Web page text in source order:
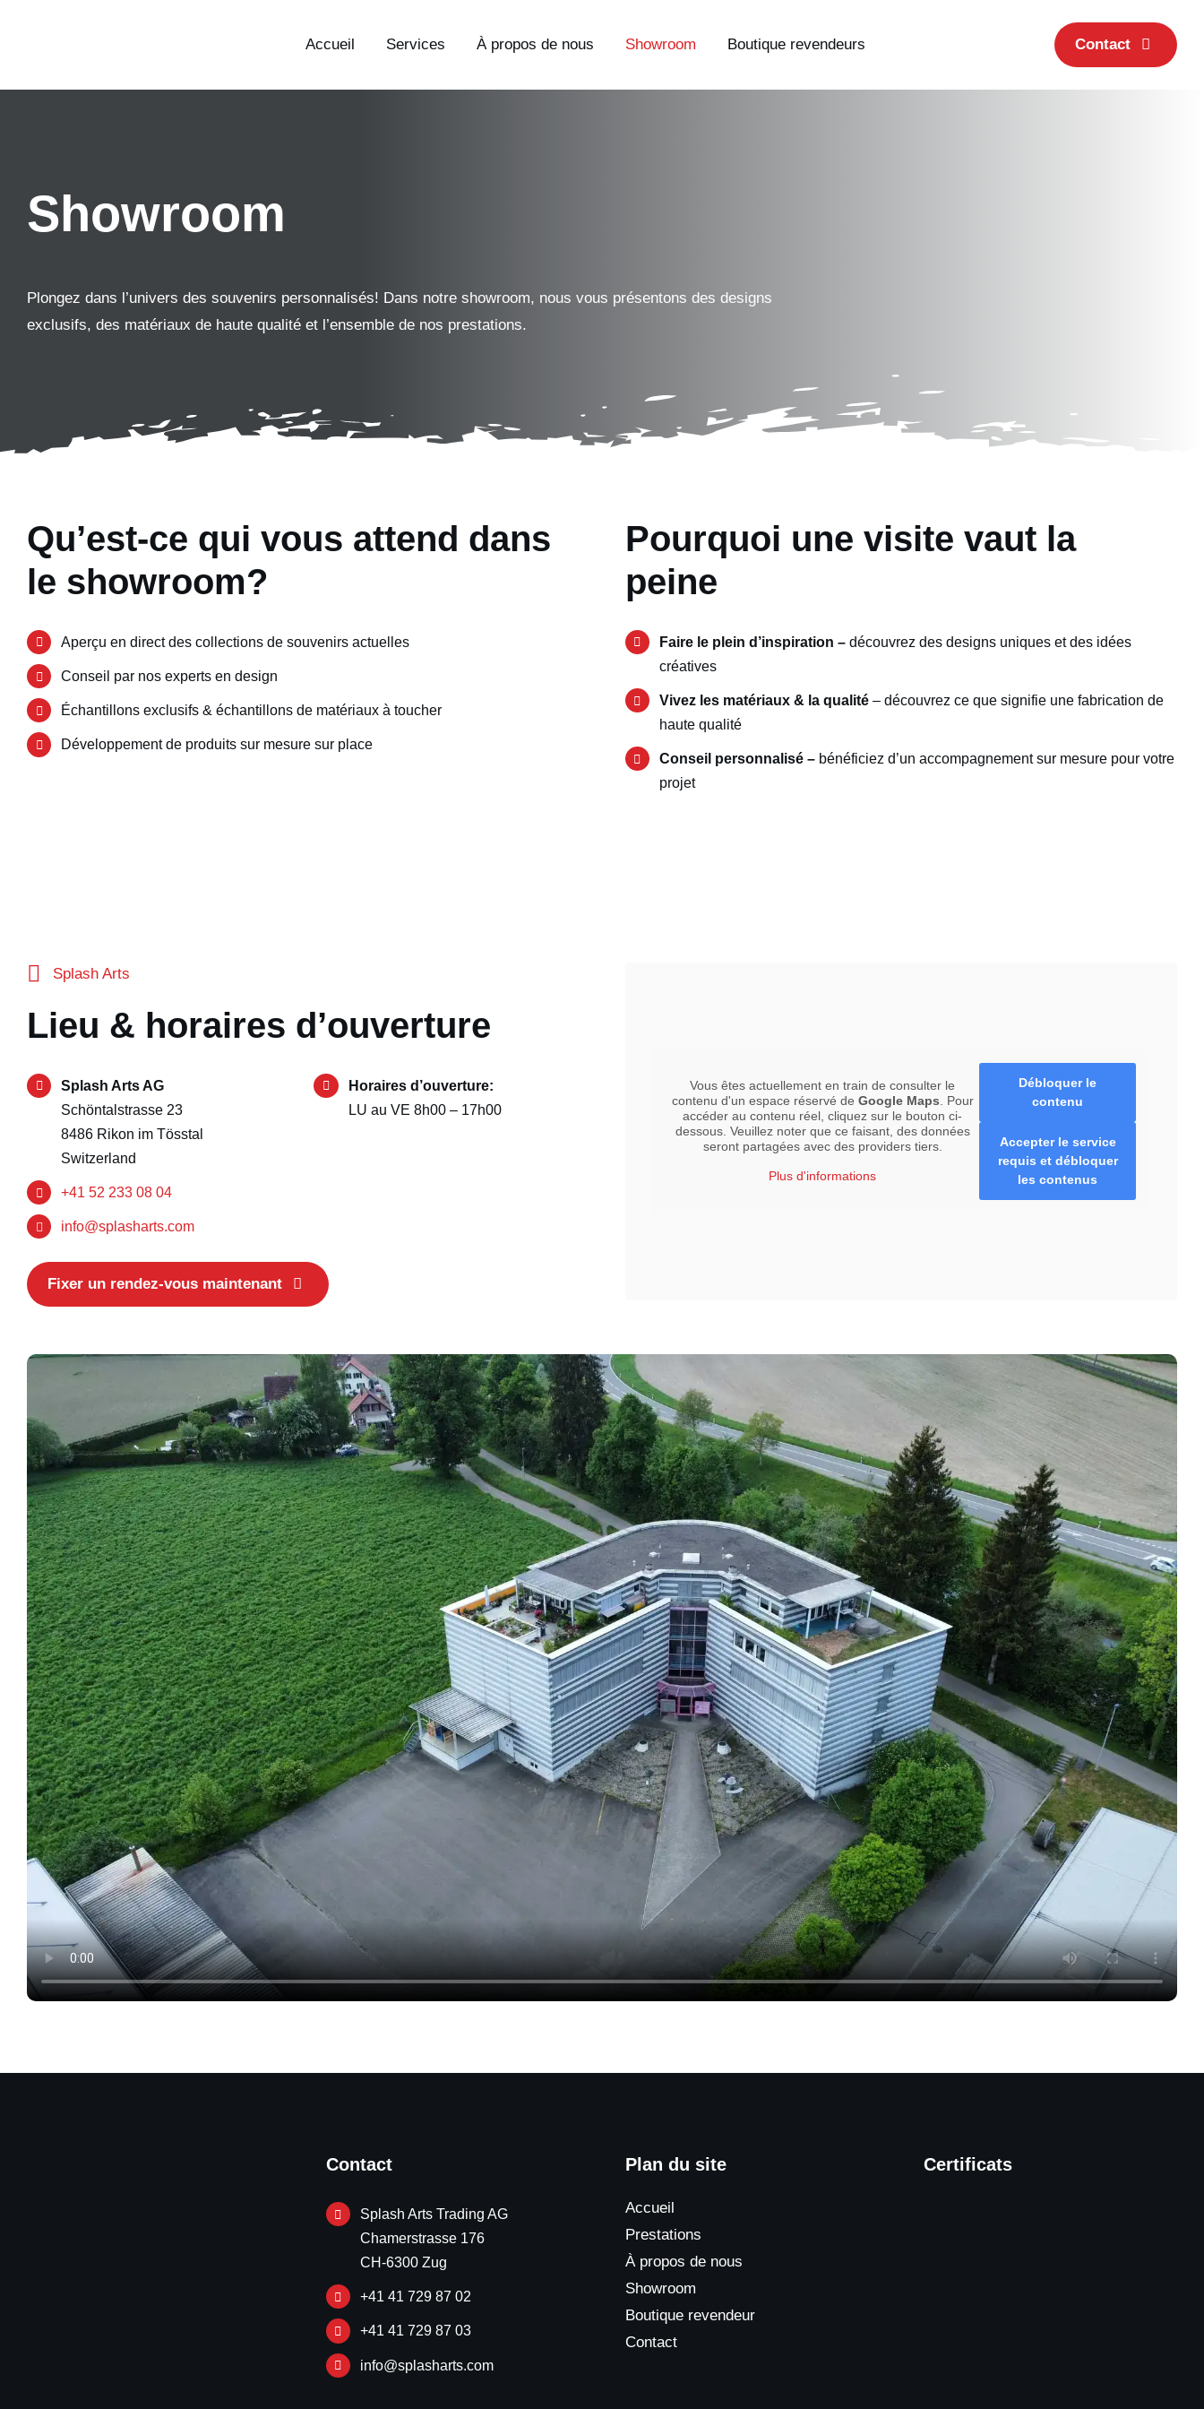
Accueil Services À propos de nous Showroom Boutique revendeurs Contact
Showroom
Plongez dans l’univers des souvenirs personnalisés! Dans notre showroom, nous vous présentons des designs
exclusifs, des matériaux de haute qualité et l’ensemble de nos prestations.
Qu’est-ce qui vous attend dans
le showroom?
Aperçu en direct des collections de souvenirs actuelles
Conseil par nos experts en design
Échantillons exclusifs & échantillons de matériaux à toucher
Développement de produits sur mesure sur place
Pourquoi une visite vaut la
peine
Faire le plein d’inspiration –découvrez des designs uniques et des idées
créatives
Vivez les matériaux & la qualité – découvrez ce que signifie une fabrication de
haute qualité
Conseil personnalisé – bénéficiez d’un accompagnement sur mesure pour votre
projet
Splash Arts
Lieu & horaires d’ouverture
Splash Arts AG
Schöntalstrasse 23
8486 Rikon im Tösstal
Switzerland
+41 52 233 08 04
info@splasharts.com
Horaires d’ouverture:
LU au VE 8h00 – 17h00
Fixer un rendez-vous maintenant
Vous êtes actuellement en train de consulter le
contenu d'un espace réservé de Google Maps. Pour
accéder au contenu réel, cliquez sur le bouton ci-
dessous. Veuillez noter que ce faisant, des données
seront partagées avec des providers tiers.
Plus d'informations
Débloquer le
contenu
Accepter le service
requis et débloquer
les contenus
Contact
Splash Arts Trading AG
Chamerstrasse 176
CH-6300 Zug
+41 41 729 87 02
+41 41 729 87 03
info@splasharts.com
Plan du site
Accueil
Prestations
À propos de nous
Showroom
Boutique revendeur
Contact
Certificats